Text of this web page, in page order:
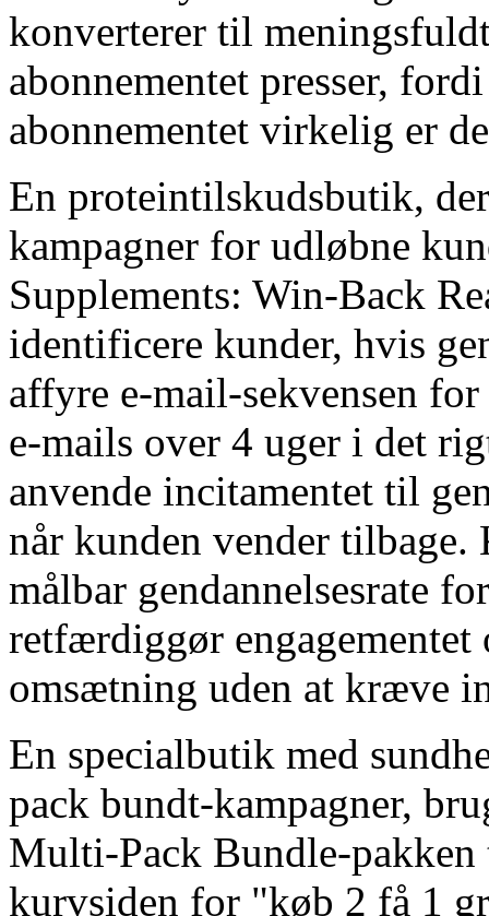
konverterer til
abonnementet presser,
abonnementet virkelig er
En proteintilskudsbutik,
kampagner for udløbne
Supplements: Win-Back
identificere kunder, hvis
affyre e-mail-sekvensen
e-mails over 4 uger i det
anvende incitamentet til
når kunden vender tilbage.
målbar gendannelsesrate
retfærdiggør
omsætning uden at kræve
En specialbutik med
pack bundt-kampagner,
Multi-Pack Bundle-pakken
kurvsiden for "køb 2 få 1